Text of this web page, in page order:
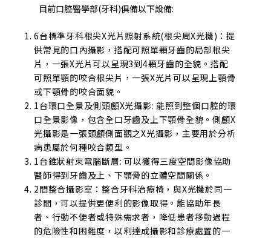
目前口腔醫學部(牙科)俱備以下設備:
6台標準牙科根尖X光片照射系統(根尖周X光機)：提
供常見的口內攝影，搭配可照單顆牙齒的局部根尖
片，一張X光片可以呈現3到4顆牙齒的全貌。搭配
可照單顎的咬合根尖片，一張X光片可以呈現上顎骨
或下顎骨的咬合面貌。
1台環口全景及側頭顱X光攝影: 能照到整個口腔的環
口全景影像，包含全口牙齒及上下顎骨全貌。側顱X
光攝影是一張頭顱側面觀之X光攝影，主要用於分析
病患屬於何種咬合類型。
1台錐狀射束電腦斷層: 可以獲得三度空間影像協助
醫師得到牙齒及上、下顎骨的立體空間關係。
2間整合攝影室：整合牙科治療椅，與X光機於同一
診間，可以提供更便利的影像取得。能協助年長
者、行動不便者或特殊需求者，降低患者移動過程
的危險性和困難度，以利達成攝影和診療處置的一